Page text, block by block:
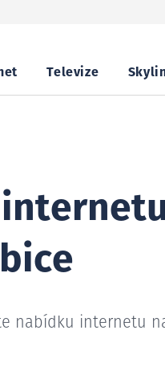
Televize
nabídku internetu